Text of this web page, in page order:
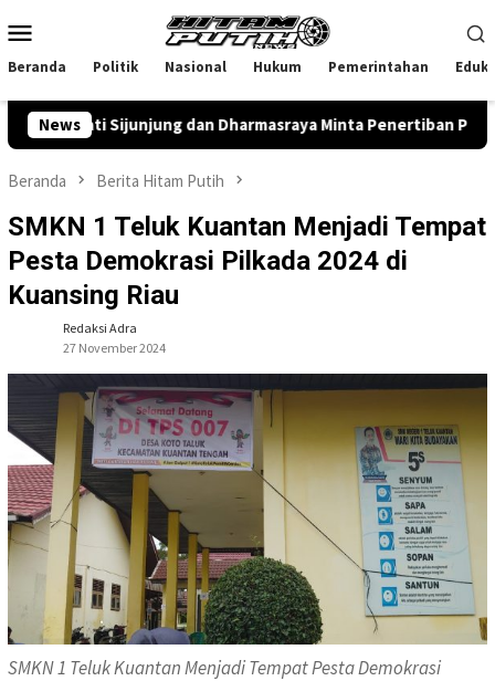
ke
Mobile
Beranda Politik Nasional Hukum Pemerintahan
News
Sijunjung dan Dharmasraya Minta Penertiban PETI
Beranda Berita Hitam Putih
SMKN 1 Teluk Kuantan Menjadi Tempat
Pesta Demokrasi Pilkada 2024 di
Kuansing Riau
Redaksi Adra
27 November 2024
SMKN 1 Teluk Kuantan Menjadi Tempat Pesta Demokrasi